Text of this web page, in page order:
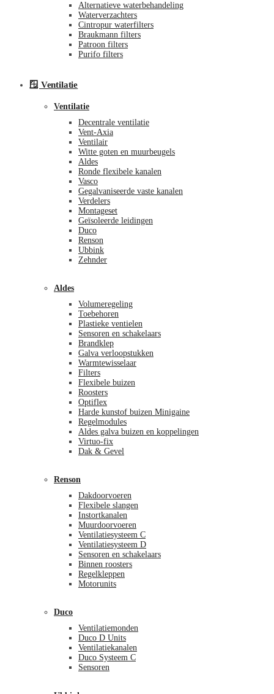
Alternatieve waterbehandeling
Waterverzachters
Cintropur waterfilters
Braukmann filters
Patroon filters
Purifo filters
🪟 Ventilatie
Ventilatie
Decentrale ventilatie
Vent-Axia
Ventilair
Witte goten en muurbeugels
Aldes
Ronde flexibele kanalen
Vasco
Gegalvaniseerde vaste kanalen
Verdelers
Montageset
Geïsoleerde leidingen
Duco
Renson
Ubbink
Zehnder
Aldes
Volumeregeling
Toebehoren
Plastieke ventielen
Sensoren en schakelaars
Brandklep
Galva verloopstukken
Warmtewisselaar
Filters
Flexibele buizen
Roosters
Optiflex
Harde kunstof buizen Minigaine
Regelmodules
Aldes galva buizen en koppelingen
Virtuo-fix
Dak & Gevel
Renson
Dakdoorvoeren
Flexibele slangen
Instortkanalen
Muurdoorvoeren
Ventilatiesysteem C
Ventilatiesysteem D
Sensoren en schakelaars
Binnen roosters
Regelkleppen
Motorunits
Duco
Ventilatiemonden
Duco D Units
Ventilatiekanalen
Duco Systeem C
Sensoren